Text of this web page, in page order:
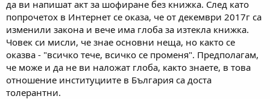
да ви напишат акт за шофиране без книжка. След като
попрочетох в Интернет се оказа, че от декември 2017г са
изменили закона и вече има глоба за изтекла книжка.
Човек си мисли, че знае основни неща, но както се
оказва - "всичко тече, всичко се променя". Предполагам,
че може и да не ви наложат глоба, както знаете, в това
отношение институциите в България са доста
толерантни.